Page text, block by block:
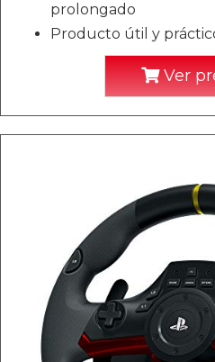
prolongado
Producto útil y
Ver